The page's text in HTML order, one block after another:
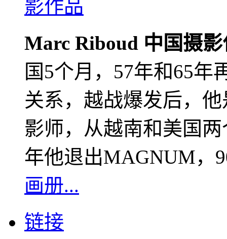
Marc Riboud 中国摄
国5个月，57年和65年
关系，越战爆发后，
影师，从越南和美国
年他退出MAGNUM，
画册...
链接